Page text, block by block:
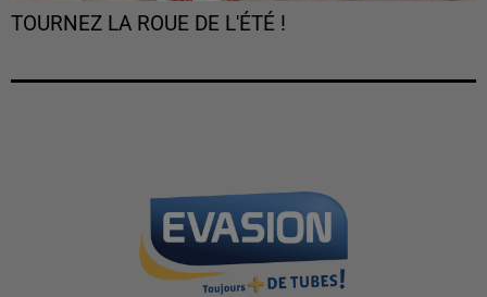
TOURNEZ LA ROUE DE L'ÉTÉ !